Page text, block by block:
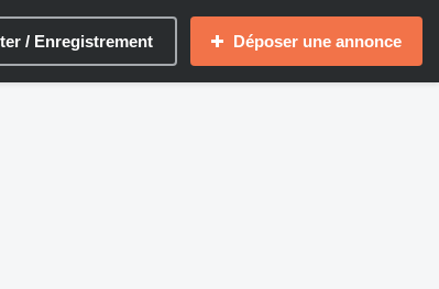
/ Enregistrement Déposer une annonce